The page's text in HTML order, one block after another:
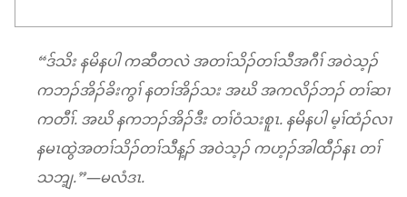
“ဒ်သိး နမိနပါ ကဆီတလဲ အတၢ်သိၣ်တၢ်သီအဂီၢ် အဝဲသ့ၣ်
ကဘၣ်အိၣ်ခိးကွၢ် နတၢ်အိၣ်သး အဃိ အကလိၣ်ဘၣ် တၢ်ဆၢ
ကတီၢ်. အဃိ နကဘၣ်အိၣ်ဒီး တၢ်ဝံသးစူၤ. နမိနပါ မ့ၢ်ထံၣ်လၢ
နမၤထွဲအတၢ်သိၣ်တၢ်သီန့ၣ် အဝဲသ့ၣ် ကဟ့ၣ်အါထီၣ်နၤ တၢ်
သဘျ့.”—မလံဒၤ.